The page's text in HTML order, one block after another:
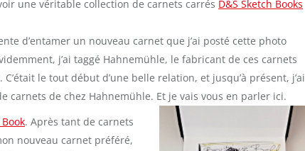
une véritable collection de carnets carrés D&S Sketch Books
d’entamer un nouveau carnet que j’ai posté cette photo
j’ai taggé Hahnemühle, le fabricant de ces carnets
le tout début d’une belle relation, et jusqu’à présent, j’ai
carnets de chez Hahnemühle. Et je vais vous en parler ici.
. Après tant de carnets
nouveau carnet préféré,